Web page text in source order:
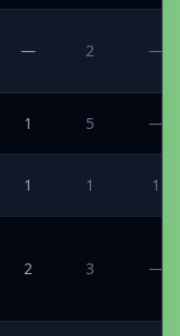
— 2 —
1 5 —
1 1 1
2 3 —